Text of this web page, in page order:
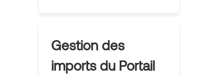
Gestion des
imports du Portail